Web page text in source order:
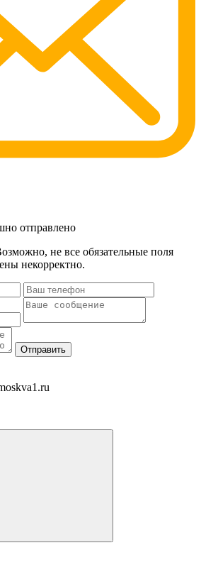
отправлено
не все обязательные поля
некорректно.
Отправить